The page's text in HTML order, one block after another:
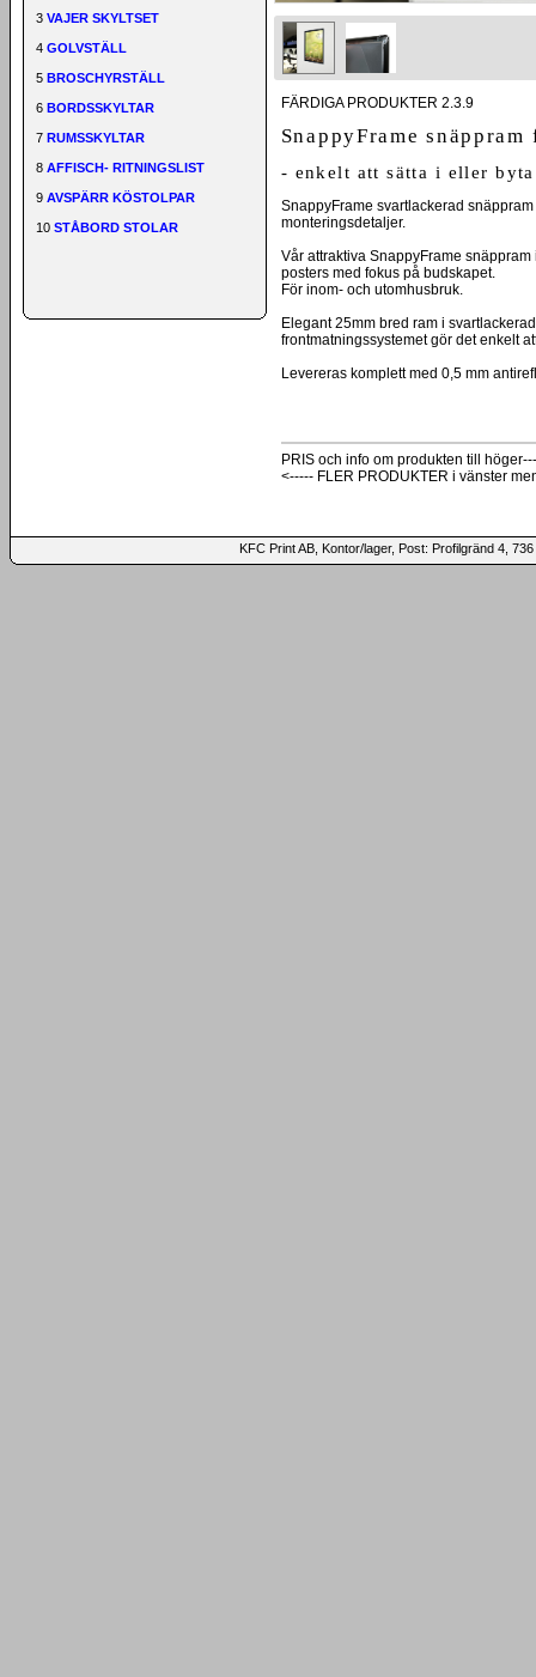
3 VAJER SKYLTSET
4 GOLVSTÄLL
5 BROSCHYRSTÄLL
6 BORDSSKYLTAR
7 RUMSSKYLTAR
8 AFFISCH- RITNINGSLIST
9 AVSPÄRR KÖSTOLPAR
10 STÅBORD STOLAR
FÄRDIGA PRODUKTER 2.3.9
SnappyFrame
- enkelt att sätta i eller
SnappyFrame svartlackerad
monteringsdetaljer.
Vår attraktiva SnappyFrame
posters med fokus på budskapet.
För inom- och utomhusbruk.
Elegant 25mm bred ram i
frontmatningssystemet gör det enkelt
Levereras komplett med 0,5 mm
PRIS och info om produkten till
<----- FLER PRODUKTER i vänster
KFC Print AB, Kontor/lager, Post: Profilgränd 4,